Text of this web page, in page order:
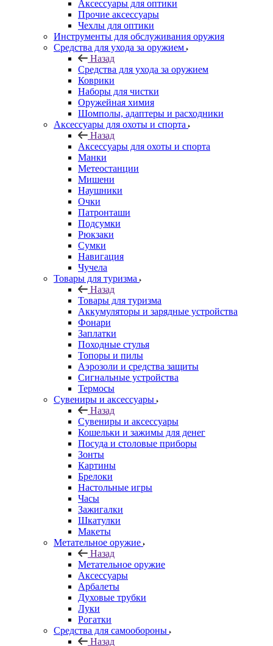
Аксессуары для оптики
Прочие аксессуары
Чехлы для оптики
Инструменты для обслуживания оружия
Средства для ухода за оружием
Назад
Средства для ухода за оружием
Коврики
Наборы для чистки
Оружейная химия
Шомполы, адаптеры и расходники
Аксессуары для охоты и спорта
Назад
Аксессуары для охоты и спорта
Манки
Метеостанции
Мишени
Наушники
Очки
Патронташи
Подсумки
Рюкзаки
Сумки
Навигация
Чучела
Товары для туризма
Назад
Товары для туризма
Аккумуляторы и зарядные устройства
Фонари
Заплатки
Походные стулья
Топоры и пилы
Аэрозоли и средства защиты
Сигнальные устройства
Термосы
Сувениры и аксессуары
Назад
Сувениры и аксессуары
Кошельки и зажимы для денег
Посуда и столовые приборы
Зонты
Картины
Брелоки
Настольные игры
Часы
Зажигалки
Шкатулки
Макеты
Метательное оружие
Назад
Метательное оружие
Аксессуары
Арбалеты
Духовые трубки
Луки
Рогатки
Средства для самообороны
Назад